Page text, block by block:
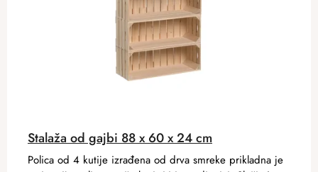
Stalaža od gajbi 88 x 60 x 24 cm
Polica od 4 kutije izrađena od drva smreke prikladna je